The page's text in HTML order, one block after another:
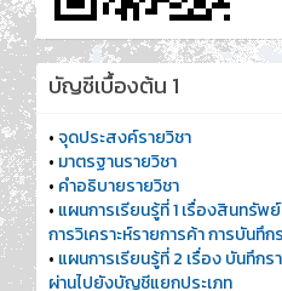
บัญชีเบื้องต้น 1
•จุดประสงค์รายวิชา
• มาตรฐานรายวิชา
• คำอธิบายรายวิชา
• แผนการเรียนรู้ที่ 1 เรื่องสินทรัพ
การวิเคราะห์รายการค้า การบันทึ
• แผนการเรียนรู้ที่ 2 เรื่อง บันทึก
ผ่านไปยังบัญชีแยกประเภท